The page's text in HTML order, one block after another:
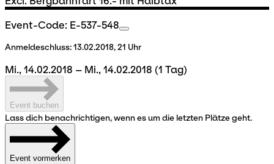
Event-Code: E-537-548
Anmeldeschluss:13.02.2018, 21 Uhr
Mi., 14.02.2018 – Mi., 14.02.2018 (1 Tag)
Event buchen
Lass dich benachrichtigen, wenn es um die letzten Plätze geht.
Event vormerken